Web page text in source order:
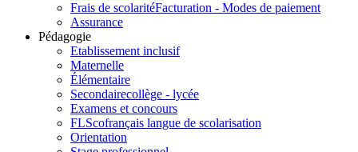
Frais de scolaritéFacturation - Modes de paiement
Assurance
Pédagogie
Etablissement inclusif
Maternelle
Élémentaire
Secondairecollège - lycée
Examens et concours
FLScofrançais langue de scolarisation
Orientation